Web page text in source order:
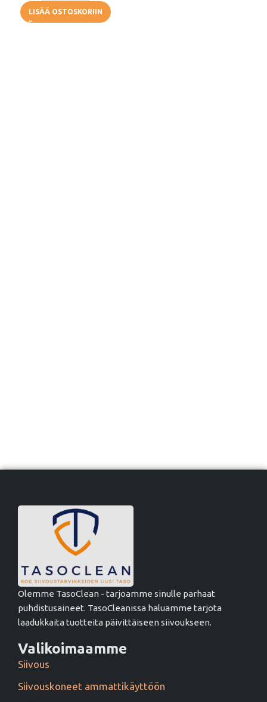
LISÄÄ OSTOSKORIIN
Olemme TasoClean - tarjoamme sinulle parhaat
puhdistusaineet. TasoCleanissa haluamme tarjota
laadukkaita tuotteita päivittäiseen siivoukseen.
Valikoimaamme
Siivous
Siivouskoneet ammattikäyttöön